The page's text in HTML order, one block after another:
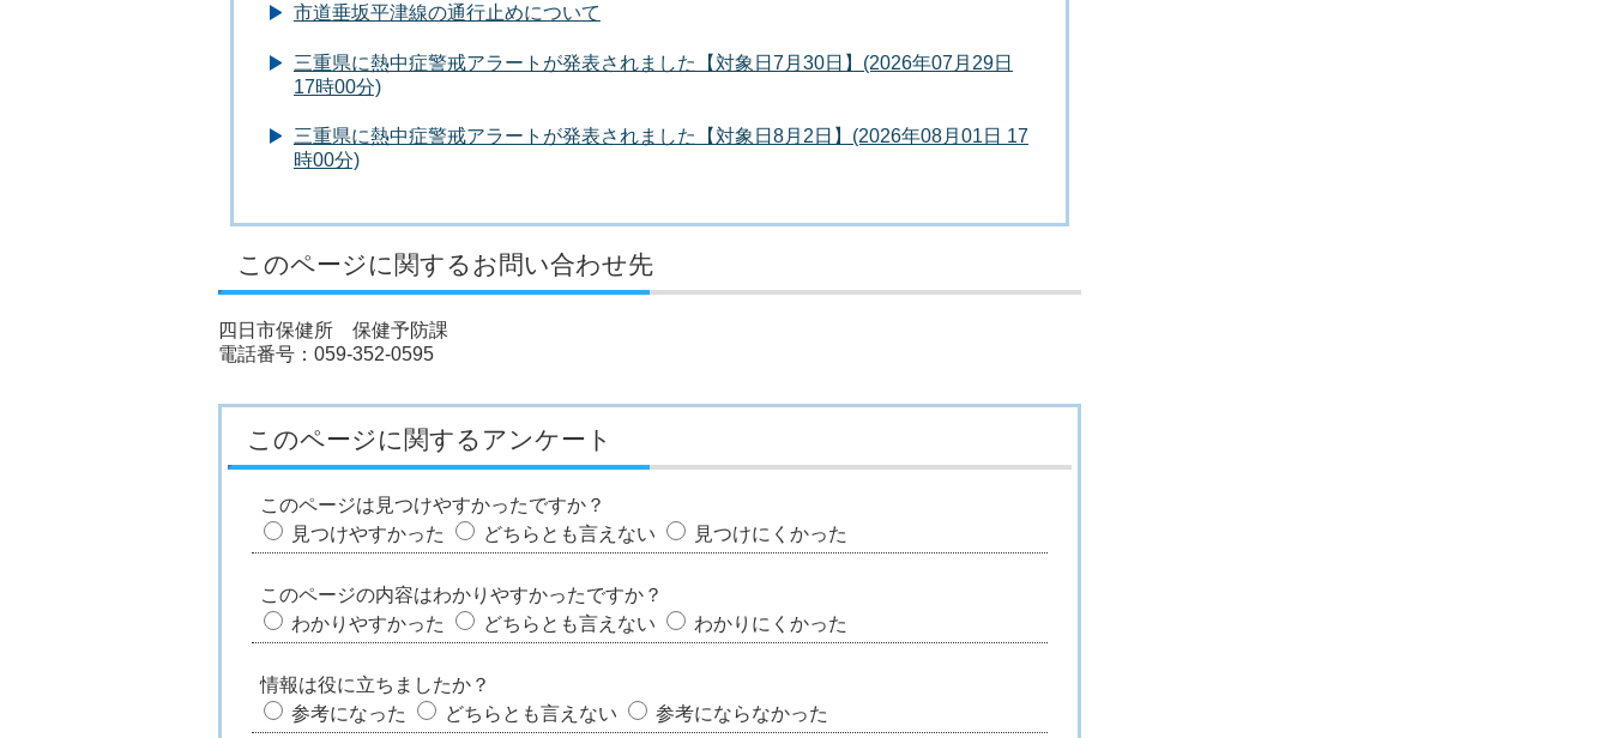
市道垂坂平津線の通行止めについて
三重県に熱中症警戒アラートが発表されました【対象日7月30日】(2026年07月29日
17時00分)
三重県に熱中症警戒アラートが発表されました【対象日8月2日】(2026年08月01日 17
時00分)
このページに関するお問い合わせ先
四日市保健所 保健予防課
電話番号：059-352-0595
このページに関するアンケート
このページは見つけやすかったですか？
見つけやすかった
どちらとも言えない 見つけにくかった
このページの内容はわかりやすかったですか？
わかりやすかった
どちらとも言えない わかりにくかった
情報は役に立ちましたか？
参考になった
どちらとも言えない 参考にならなかった